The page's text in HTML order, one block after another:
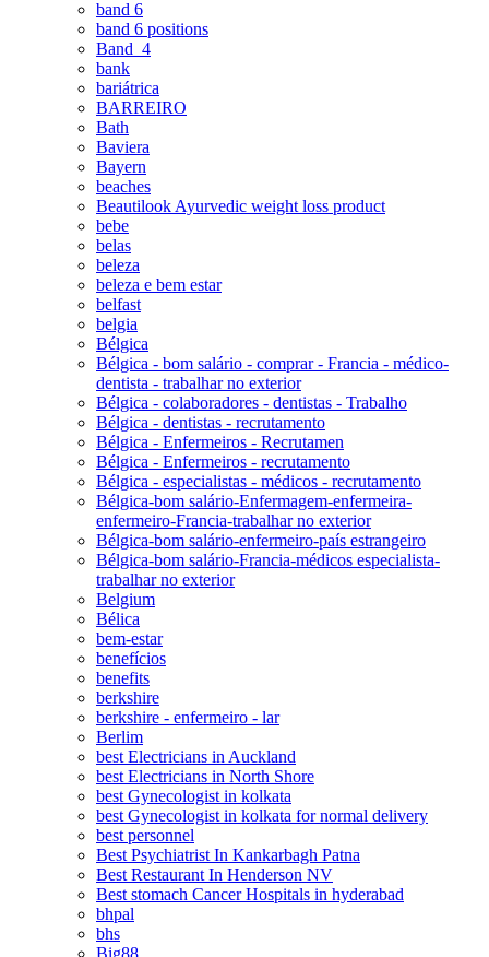
band 6
band 6 positions
Band_4
bank
bariátrica
BARREIRO
Bath
Baviera
Bayern
beaches
Beautilook Ayurvedic weight loss product
bebe
belas
beleza
beleza e bem estar
belfast
belgia
Bélgica
Bélgica - bom salário - comprar - Francia - médico-
dentista - trabalhar no exterior
Bélgica - colaboradores - dentistas - Trabalho
Bélgica - dentistas - recrutamento
Bélgica - Enfermeiros - Recrutamen
Bélgica - Enfermeiros - recrutamento
Bélgica - especialistas - médicos - recrutamento
Bélgica-bom salário-Enfermagem-enfermeira-
enfermeiro-Francia-trabalhar no exterior
Bélgica-bom salário-enfermeiro-país estrangeiro
Bélgica-bom salário-Francia-médicos especialista-
trabalhar no exterior
Belgium
Bélica
bem-estar
benefícios
benefits
berkshire
berkshire - enfermeiro - lar
Berlim
best Electricians in Auckland
best Electricians in North Shore
best Gynecologist in kolkata
best Gynecologist in kolkata for normal delivery
best personnel
Best Psychiatrist In Kankarbagh Patna
Best Restaurant In Henderson NV
Best stomach Cancer Hospitals in hyderabad
bhpal
bhs
Big88